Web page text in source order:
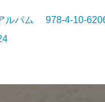
ルバム 978-4-10-